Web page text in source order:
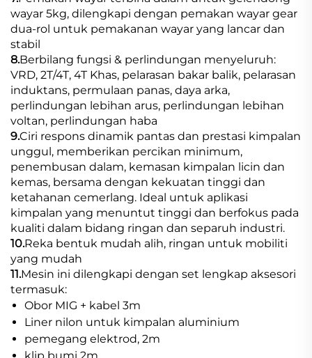
wayar 5kg, dilengkapi dengan pemakan wayar gear
dua-rol untuk pemakanan wayar yang lancar dan
stabil
8.Berbilang fungsi & perlindungan menyeluruh:
VRD, 2T/4T, 4T Khas, pelarasan bakar balik, pelarasan
induktans, permulaan panas, daya arka,
perlindungan lebihan arus, perlindungan lebihan
voltan, perlindungan haba
9.Ciri respons dinamik pantas dan prestasi kimpalan
unggul, memberikan percikan minimum,
penembusan dalam, kemasan kimpalan licin dan
kemas, bersama dengan kekuatan tinggi dan
ketahanan cemerlang. Ideal untuk aplikasi
kimpalan yang menuntut tinggi dan berfokus pada
kualiti dalam bidang ringan dan separuh industri.
10.Reka bentuk mudah alih, ringan untuk mobiliti
yang mudah
11.Mesin ini dilengkapi dengan set lengkap aksesori
termasuk:
Obor MIG + kabel 3m
Liner nilon untuk kimpalan aluminium
pemegang elektrod, 2m
klip bumi 2m